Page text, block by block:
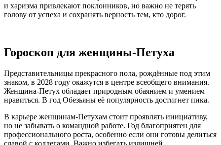
и харизма привлекают поклонников, но важно не терять
голову от успеха и сохранять верность тем, кто дорог.
Гороскоп для женщины-Петуха
Представительницы прекрасного пола, рождённые под этим
знаком, в 2028 году окажутся в центре всеобщего внимания.
Женщина-Петух обладает природным обаянием и умением
нравиться. В год Обезьяны её популярность достигнет пика.
В карьере женщинам-Петухам стоит проявлять инициативу,
но не забывать о командной работе. Год благоприятен для
профессионального роста, особенно если они готовы делиться
славой с коллегами. Важно избегать излишней